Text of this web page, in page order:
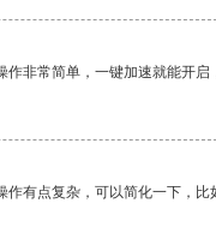
非常简单，一键加速就能开启
作有点复杂，可以简化一下，比